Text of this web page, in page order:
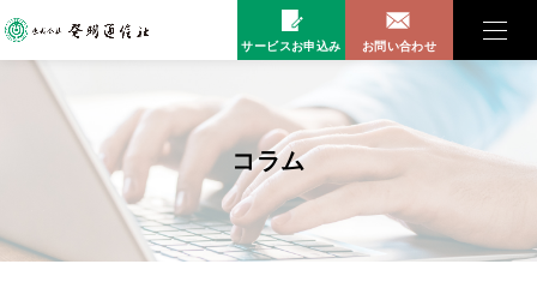
サービスお申込み お問い合わせ
コラム